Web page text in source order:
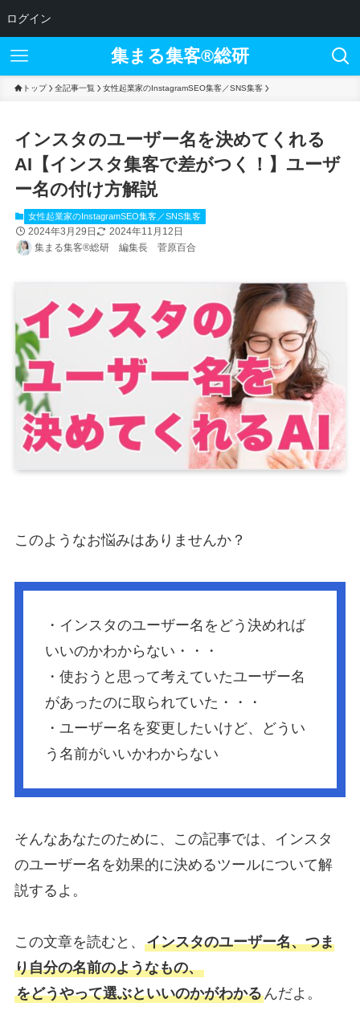
ログイン
集まる集客®︎総研
トップ 全記事一覧 女性起業家のInstagramSEO集客／SNS集客
インスタのユーザー名を決めてくれる
AI【インスタ集客で差がつく！】ユーザ
ー名の付け方解説
女性起業家のInstagramSEO集客／SNS集客
2024年3月29日
2024年11月12日
集まる集客®総研 編集長 菅原百合
このようなお悩みはありませんか？
・インスタのユーザー名をどう決めれば
いいのかわからない・・・
・使おうと思って考えていたユーザー名
があったのに取られていた・・・
・ユーザー名を変更したいけど、どうい
う名前がいいかわからない
そんなあなたのために、この記事では、インスタ
のユーザー名を効果的に決めるツールについて解
説するよ。
この文章を読むと、 インスタのユーザー名、つま
り自分の名前のようなもの、
をどうやって選ぶといいのかがわかるんだよ。